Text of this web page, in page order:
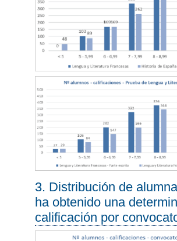
3. Distribución de
ha obtenido una
calificación por